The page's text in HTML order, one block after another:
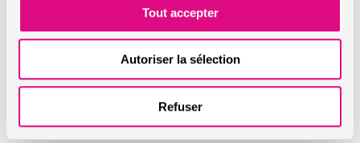
Tout accepter
Autoriser la sélection
Refuser
aussi pour effectuer la demande de son nouveau certificat
d’immatriculation (carte grise) de la voiture sans permis.
Pour l’administration afin de mettre à jour le changement
de propriétés de l’auto.
Bon à savoir : Le certificat de cession vous permet aussi de
résilier ou transférer votre assurance auto !